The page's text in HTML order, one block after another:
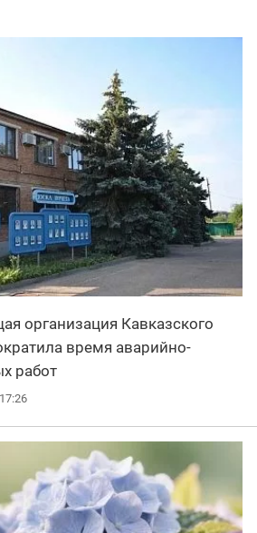
организация Кавказского
время аварийно-
работ